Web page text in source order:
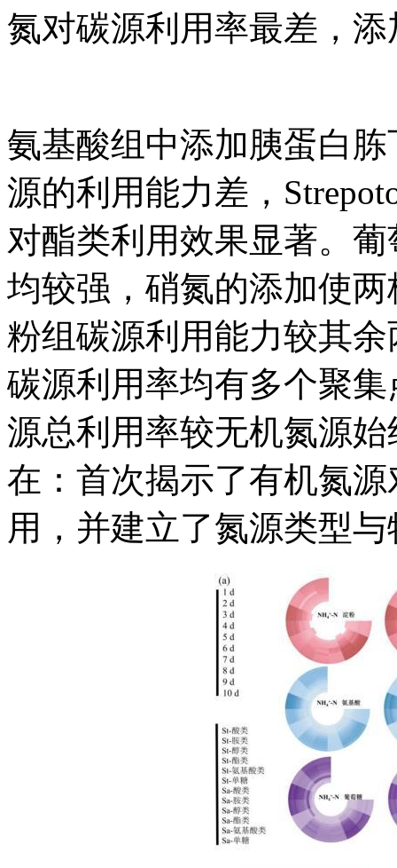
氮对碳源利用率最差，
氨基酸组中添加胰蛋白
源的利用能力差，
对酯类利用效果显著。
均较强，硝氮的添加使
粉组碳源利用能力较其
碳源利用率均有多个聚
源总利用率较无机氮源
在：首次揭示了有机氮
用，并建立了氮源类型